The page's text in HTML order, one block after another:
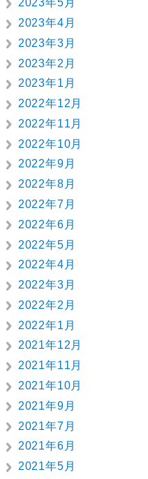
2023年5月
2023年4月
2023年3月
2023年2月
2023年1月
2022年12月
2022年11月
2022年10月
2022年9月
2022年8月
2022年7月
2022年6月
2022年5月
2022年4月
2022年3月
2022年2月
2022年1月
2021年12月
2021年11月
2021年10月
2021年9月
2021年7月
2021年6月
2021年5月